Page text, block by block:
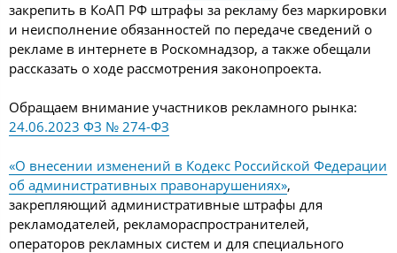
закрепить в КоАП РФ штрафы за рекламу без маркировки
и неисполнение обязанностей по передаче сведений о
рекламе в интернете в Роскомнадзор, а также обещали
рассказать о ходе рассмотрения законопроекта.
Обращаем внимание участников рекламного рынка:
24.06.2023 ФЗ № 274-ФЗ
«О внесении изменений в Кодекс Российской Федерации
об административных правонарушениях»,
закрепляющий административные штрафы для
рекламодателей, рекламораспространителей,
операторов рекламных систем и для специального